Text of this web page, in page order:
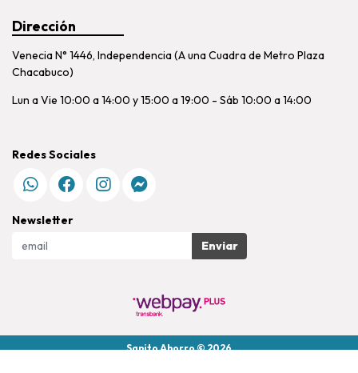
Dirección
Venecia N° 1446, Independencia (A una Cuadra de Metro Plaza
Chacabuco)
Lun a Vie 10:00 a 14:00 y 15:00 a 19:00 - Sáb 10:00 a 14:00
Redes Sociales
Newsletter
Enviar
Sanito Ahorro © 2026